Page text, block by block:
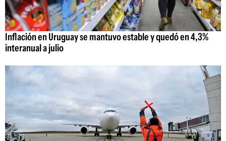
Inflación en Uruguay se mantuvo estable y quedó en 4,3%
interanual a julio